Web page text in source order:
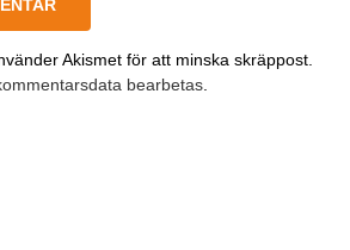
Akismet för att minska skräppost.
bearbetas